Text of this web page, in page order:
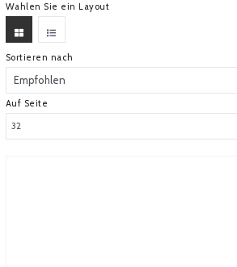
Wahlen Sie ein Layout
Sortieren nach
Auf Seite